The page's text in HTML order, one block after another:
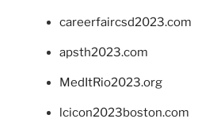
careerfaircsd2023.com
apsth2023.com
MedItRio2023.org
lcicon2023boston.com